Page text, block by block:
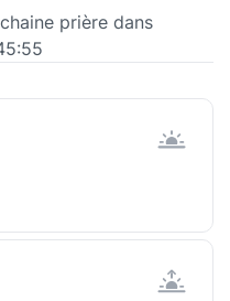
prière dans